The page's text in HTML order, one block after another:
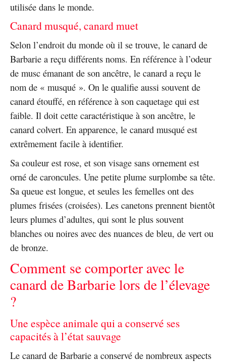
utilisée dans le monde.
Canard musqué, canard muet
Selon l’endroit du monde où il se trouve, le canard de
Barbarie a reçu différents noms. En référence à l’odeur
de musc émanant de son ancêtre, le canard a reçu le
nom de « musqué ». On le qualifie aussi souvent de
canard étouffé, en référence à son caquetage qui est
faible. Il doit cette caractéristique à son ancêtre, le
canard colvert. En apparence, le canard musqué est
extrêmement facile à identifier.
Sa couleur est rose, et son visage sans ornement est
orné de caroncules. Une petite plume surplombe sa tête.
Sa queue est longue, et seules les femelles ont des
plumes frisées (croisées). Les canetons prennent bientôt
leurs plumes d’adultes, qui sont le plus souvent
blanches ou noires avec des nuances de bleu, de vert ou
de bronze.
Comment se comporter avec le
canard de Barbarie lors de l’élevage
?
Une espèce animale qui a conservé ses
capacités à l’état sauvage
Le canard de Barbarie a conservé de nombreux aspects